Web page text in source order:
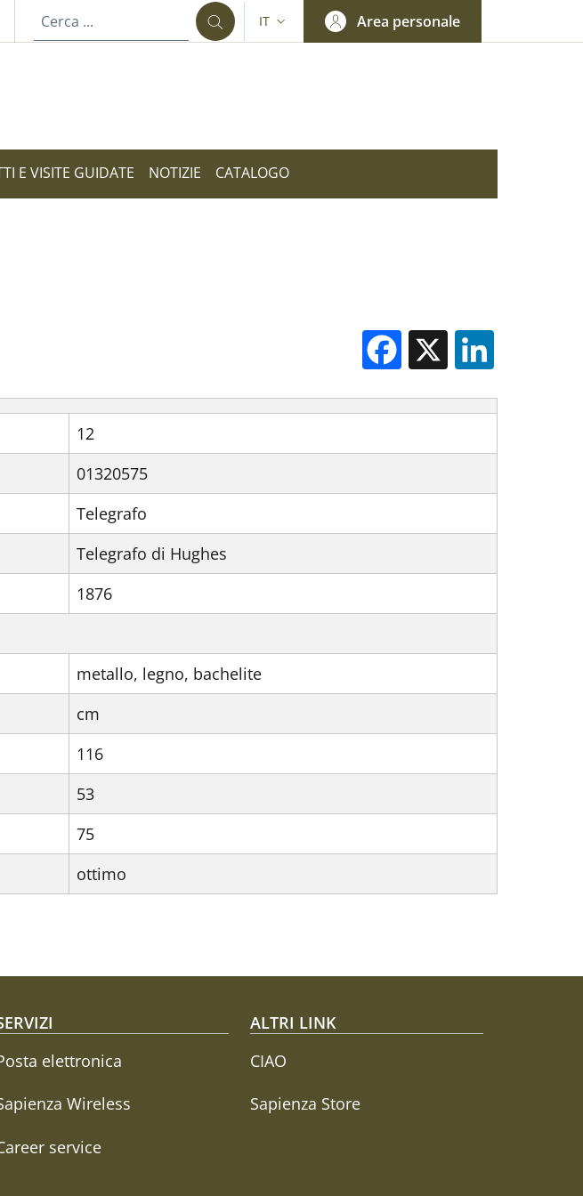
SELETTORE LINGUA: CURRENT LANGUAGE
IT Area personale
E VISITE GUIDATE NOTIZIE CATALOGO
Facebook
X
12
01320575
Telegrafo
Telegrafo di Hughes
1876
metallo, legno, bachelite
cm
116
53
75
ottimo
elettronica
Wireless
service
ALTRI LINK
CIAO
Sapienza Store